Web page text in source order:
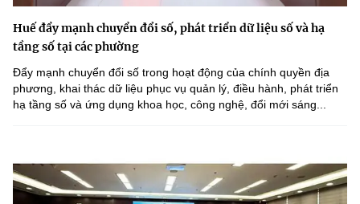
Huế đẩy mạnh chuyển đổi số, phát triển dữ liệu số và hạ
tầng số tại các phường
Đẩy mạnh chuyển đổi số trong hoạt động của chính quyền địa
phương, khai thác dữ liệu phục vụ quản lý, điều hành, phát triển
hạ tầng số và ứng dụng khoa học, công nghệ, đổi mới sáng...